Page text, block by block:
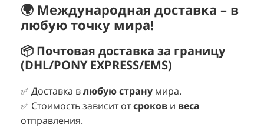
🌍 Международная доставка – в
любую точку мира!
📦 Почтовая доставка за границу
(DHL/PONY EXPRESS/EMS)
✅ Доставка влюбую страну мира.
✅ Стоимость зависит отсроков и веса
отправления.